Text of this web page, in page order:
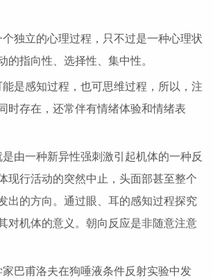
独立的心理过程，只不过是一种心理状
的指向性、选择性、集中性。
是感知过程，也可思维过程，所以，注
时存在，还常伴有情绪体验和情绪表
由一种新异性强刺激引起机体的一种反
现行活动的突然中止，头面部甚至整个
出的方向。通过眼、耳的感知过程探究
对机体的意义。朝向反应是非随意注意
巴甫洛夫在狗唾液条件反射实验中发